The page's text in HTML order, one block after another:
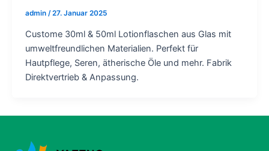
admin /27. Januar 2025
Custome 30ml & 50ml Lotionflaschen aus Glas mit
umweltfreundlichen Materialien. Perfekt für
Hautpflege, Seren, ätherische Öle und mehr. Fabrik
Direktvertrieb & Anpassung.